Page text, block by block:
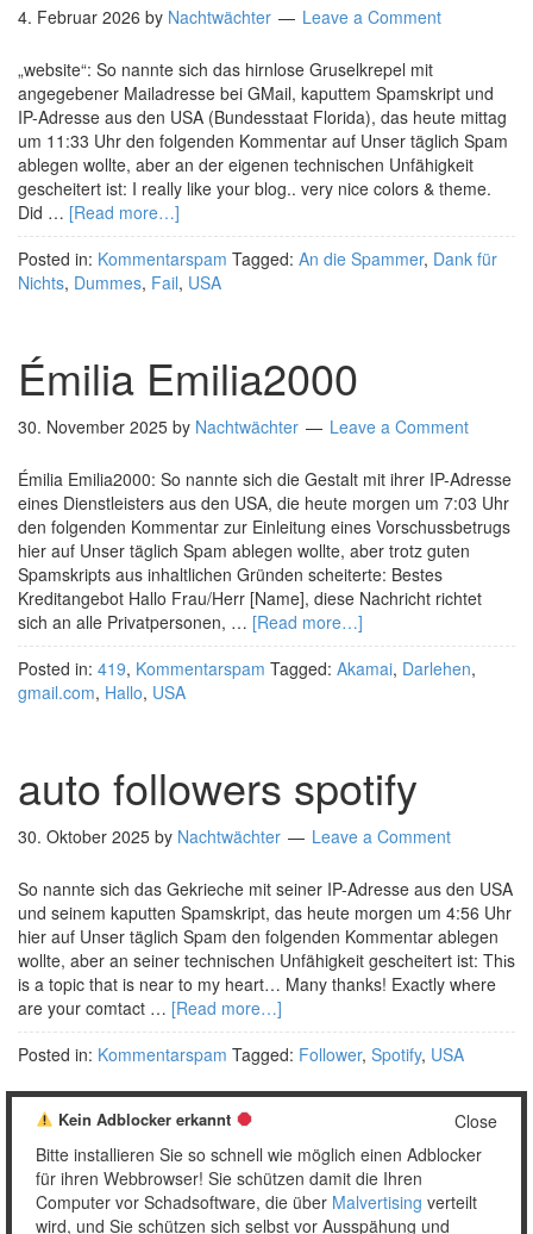
4. Februar 2026 by Nachtwächter Leave a Comment
„website“: So nannte sich das hirnlose Gruselkrepel mit
angegebener Mailadresse bei GMail, kaputtem Spamskript und
IP-Adresse aus den USA (Bundesstaat Florida), das heute mittag
um 11:33 Uhr den folgenden Kommentar auf Unser täglich Spam
ablegen wollte, aber an der eigenen technischen Unfähigkeit
gescheitert ist: I really like your blog.. very nice colors & theme.
Did … [Read more…]
Posted in: Kommentarspam Tagged: An die Spammer, Dank für
Nichts, Dummes, Fail, USA
Émilia Emilia2000
30. November 2025 by Nachtwächter Leave a Comment
Émilia Emilia2000: So nannte sich die Gestalt mit ihrer IP-Adresse
eines Dienstleisters aus den USA, die heute morgen um 7:03 Uhr
den folgenden Kommentar zur Einleitung eines Vorschussbetrugs
hier auf Unser täglich Spam ablegen wollte, aber trotz guten
Spamskripts aus inhaltlichen Gründen scheiterte: Bestes
Kreditangebot Hallo Frau/Herr [Name], diese Nachricht richtet
sich an alle Privatpersonen, … [Read more…]
Posted in: 419, Kommentarspam Tagged: Akamai, Darlehen,
gmail.com, Hallo, USA
auto followers spotify
30. Oktober 2025 by Nachtwächter Leave a Comment
So nannte sich das Gekrieche mit seiner IP-Adresse aus den USA
und seinem kaputten Spamskript, das heute morgen um 4:56 Uhr
hier auf Unser täglich Spam den folgenden Kommentar ablegen
wollte, aber an seiner technischen Unfähigkeit gescheitert ist: Thіs
is a topic that is near to my heart… Many thanks! Εxactly wһere
are your comtact … [Read more…]
Posted in: Kommentarspam Tagged: Follower, Spotify, USA
1 2 … 10 Weiter »
Close
Kein Adblocker erkannt
Bitte installieren Sie so schnell wie möglich einen Adblocker
für ihren Webbrowser! Sie schützen damit die Ihren
Computer vor Schadsoftware, die über Malvertising verteilt
wird, und Sie schützen sich selbst vor Ausspähung und